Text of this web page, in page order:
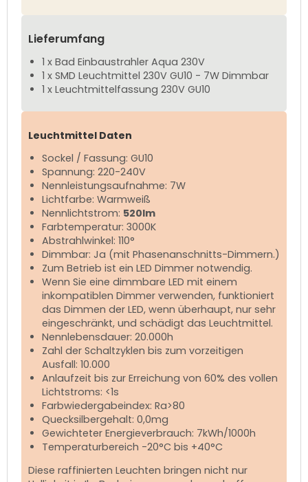
Lieferumfang
1 x Bad Einbaustrahler Aqua 230V
1 x SMD Leuchtmittel 230V GU10 - 7W Dimmbar
1 x Leuchtmittelfassung 230V GU10
Leuchtmittel Daten
Sockel / Fassung: GU10
Spannung: 220-240V
Nennleistungsaufnahme: 7W
Lichtfarbe: Warmweiß
Nennlichtstrom: 520lm
Farbtemperatur: 3000K
Abstrahlwinkel: 110°
Dimmbar: Ja (mit Phasenanschnitts-Dimmern.)
Zum Betrieb ist ein LED Dimmer notwendig.
Wenn Sie eine dimmbare LED mit einem
inkompatiblen Dimmer verwenden, funktioniert
das Dimmen der LED, wenn überhaupt, nur sehr
eingeschränkt, und schädigt das Leuchtmittel.
Nennlebensdauer: 20.000h
Zahl der Schaltzyklen bis zum vorzeitigen
Ausfall: 10.000
Anlaufzeit bis zur Erreichung von 60% des vollen
Lichtstroms: <1s
Farbwiedergabeindex: Ra>80
Quecksilbergehalt: 0,0mg
Gewichteter Energieverbrauch: 7kWh/1000h
Temperaturbereich -20°C bis +40°C
Diese raffinierten Leuchten bringen nicht nur